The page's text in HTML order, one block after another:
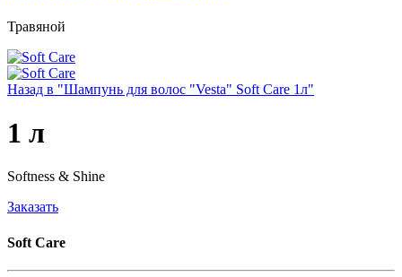
Травяной
Назад в "Шампунь для волос "Vesta" Soft Care 1л"
1 л
Softness & Shine
Заказать
Soft Care